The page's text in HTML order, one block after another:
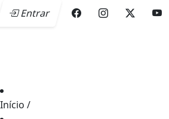
Entrar
Início /